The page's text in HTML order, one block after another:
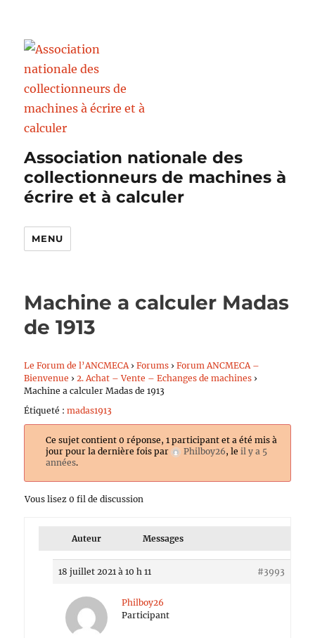
Association nationale des
collectionneurs de machines à
écrire et à calculer
MENU
Machine a calculer Madas
de 1913
Le Forum de l’ANCMECA › Forums › Forum ANCMECA –
Bienvenue › 2. Achat – Vente – Echanges de machines ›
Machine a calculer Madas de 1913
Étiqueté :madas1913
Ce sujet contient 0 réponse, 1 participant et a été mis à
jour pour la dernière fois par
Philboy26, le il y a 5
années.
Vous lisez 0 fil de discussion
Auteur Messages
18 juillet 2021 à 10 h 11 #3993
Philboy26
Participant